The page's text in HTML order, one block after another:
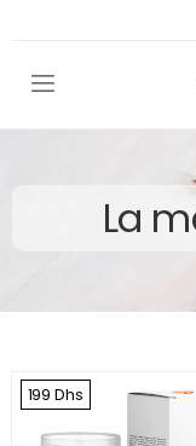
Toggle
La
199 Dhs